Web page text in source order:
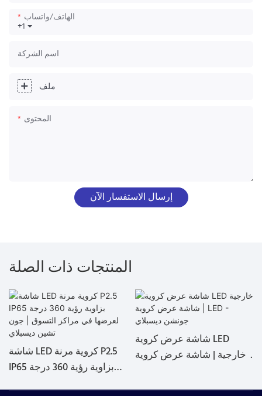
+1
الهاتف/واتساب
اسم الشركة
ملف
المحتوى
إرسال الاستفسار الآن
المنتجات ذات الصلة
شاشة LED كروية مرنة P2.5
IP65 بزاوية رؤية 360 درجة
شاشة عرض كروية LED
خارجية | شاشة عرض كروية